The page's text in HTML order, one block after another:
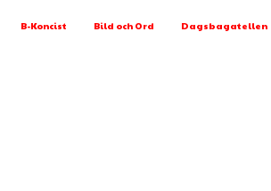
B-Koncist Bild och Ord Dagsbagatellen